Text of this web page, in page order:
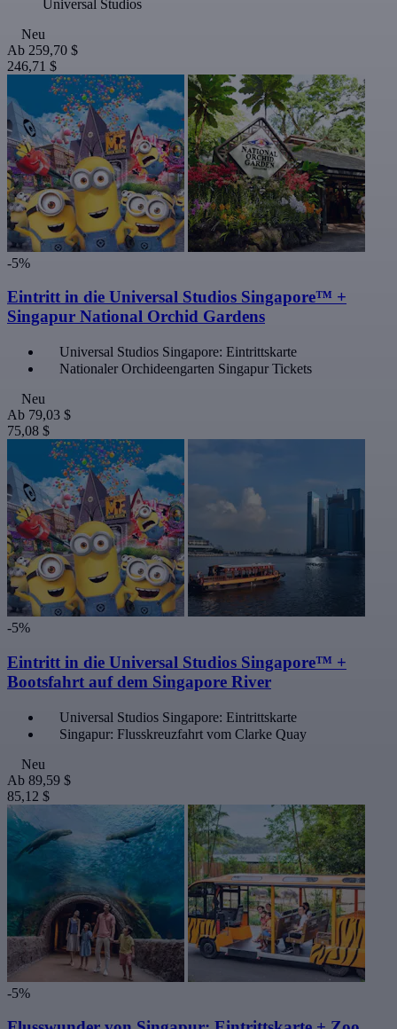
Universal Studios
Neu
Ab 259,70 $
246,71 $
-5%
Eintritt in die Universal Studios Singapore™ +
Singapur National Orchid Gardens
Universal Studios Singapore: Eintrittskarte
Nationaler Orchideengarten Singapur Tickets
Neu
Ab 79,03 $
75,08 $
-5%
Eintritt in die Universal Studios Singapore™ +
Bootsfahrt auf dem Singapore River
Universal Studios Singapore: Eintrittskarte
Singapur: Flusskreuzfahrt vom Clarke Quay
Neu
Ab 89,59 $
85,12 $
-5%